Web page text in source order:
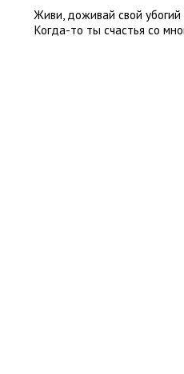
Живи, доживай свой убогий
Когда-то ты счастья со